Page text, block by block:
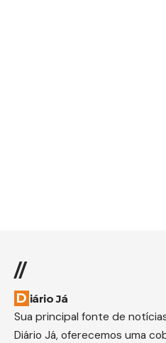
//
Diário Já
Sua principal fonte de
Diário Já, oferecemos uma